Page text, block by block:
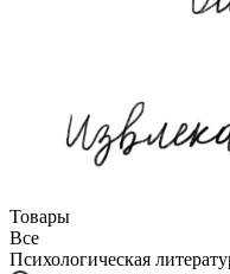
Товары
Все
Психологическая